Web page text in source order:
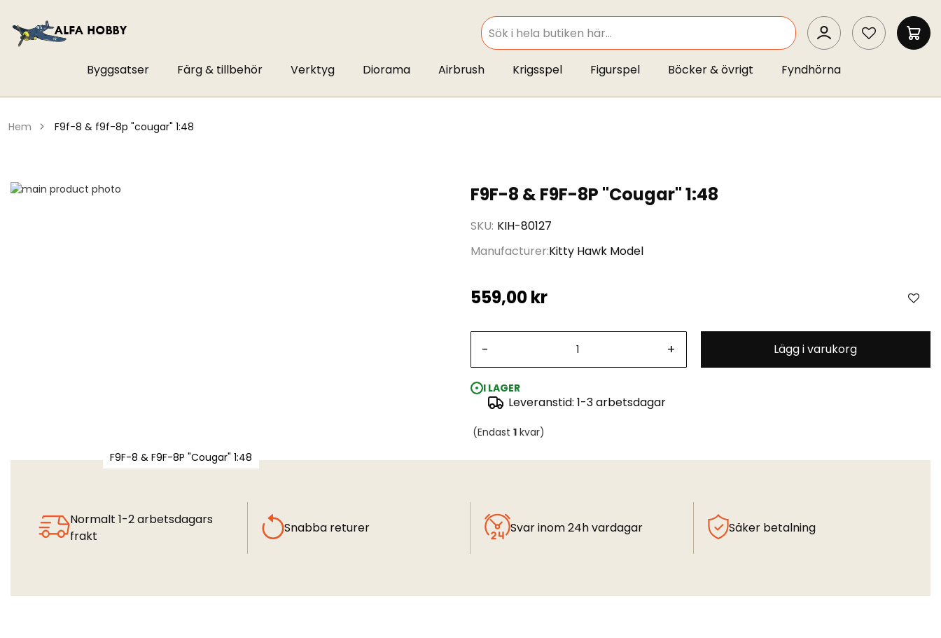
SEARCH
SEARCH
MIN
Byggsatser Färg & tillbehör Verktyg Diorama Airbrush Krigsspel Figurspel Böcker & övrigt Fyndhörna
hem f9f-8 & f9f-8p "cougar" 1:48
F9F-8 & F9F-8P "Cougar" 1:48
SKU KIH-80127
Manufacturer Kitty Hawk Model
559,00 kr
- + Lägg i varukorg
I LAGER
Leveranstid: 1-3 arbetsdagar
(Endast 1 kvar)
Hoppa
F9F-8 & F9F-8P "Cougar" 1:48
Normalt 1-2 arbetsdagars
frakt
Snabba returer Svar inom 24h vardagar Säker betalning